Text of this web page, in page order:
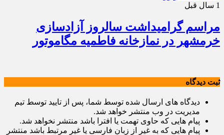
1 سال قبل
مراسم گرامیداشت سالروز آزادسازی
خرمشهر در نمازخانه فاطمیه مگاموتور
ثبت دیدگاه
دیدگاه های ارسال شده توسط شما، پس از تایید توسط تیم
مدیریت در وب منتشر خواهد شد.
پیام هایی که حاوی تهمت یا افترا باشد منتشر نخواهد شد.
پیام هایی که به غیر از زبان فارسی یا غیر مرتبط باشد منتشر